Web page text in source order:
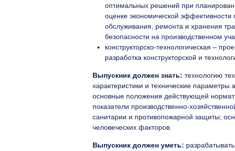
оптимальных решений при
оценке экономической эффективности
обслуживания, ремонта и хранения
безопасности на производственном
конструкторско-технологическая –
разработка конструкторской и
Выпускник должен знать: технологию
характеристики и технические
основные положения действующей
показатели производственно-
санитарии и противопожарной защиты;
человеческих факторов.
Выпускник должен уметь: